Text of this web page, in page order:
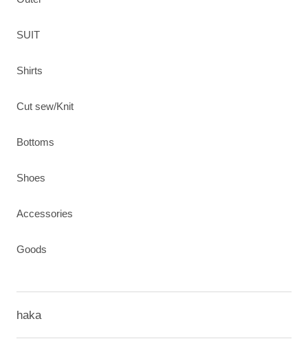
SUIT
Shirts
Cut sew/Knit
Bottoms
Shoes
Accessories
Goods
haka